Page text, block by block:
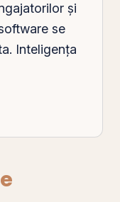
și
se
Inteligența